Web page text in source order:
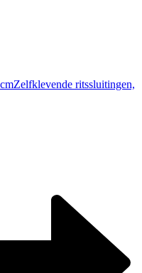
Zelfklevende ritssluitingen,